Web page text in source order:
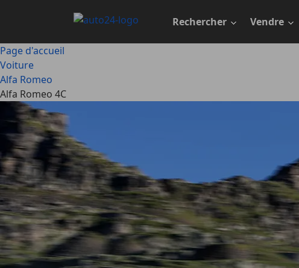
principal
Rechercher Vendre
Page d'accueil
Voiture
Alfa Romeo
Alfa Romeo 4C